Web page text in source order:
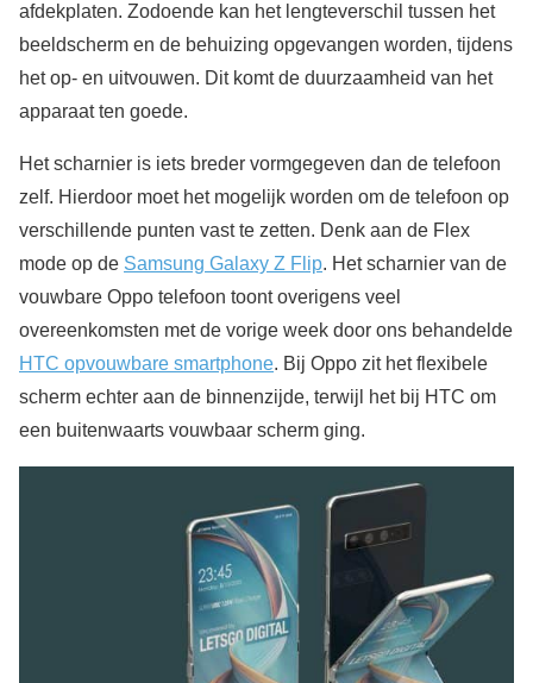
afdekplaten. Zodoende kan het lengteverschil tussen het
beeldscherm en de behuizing opgevangen worden, tijdens
het op- en uitvouwen. Dit komt de duurzaamheid van het
apparaat ten goede.
Het scharnier is iets breder vormgegeven dan de telefoon
zelf. Hierdoor moet het mogelijk worden om de telefoon op
verschillende punten vast te zetten. Denk aan de Flex
mode op de Samsung Galaxy Z Flip. Het scharnier van de
vouwbare Oppo telefoon toont overigens veel
overeenkomsten met de vorige week door ons behandelde
HTC opvouwbare smartphone. Bij Oppo zit het flexibele
scherm echter aan de binnenzijde, terwijl het bij HTC om
een buitenwaarts vouwbaar scherm ging.